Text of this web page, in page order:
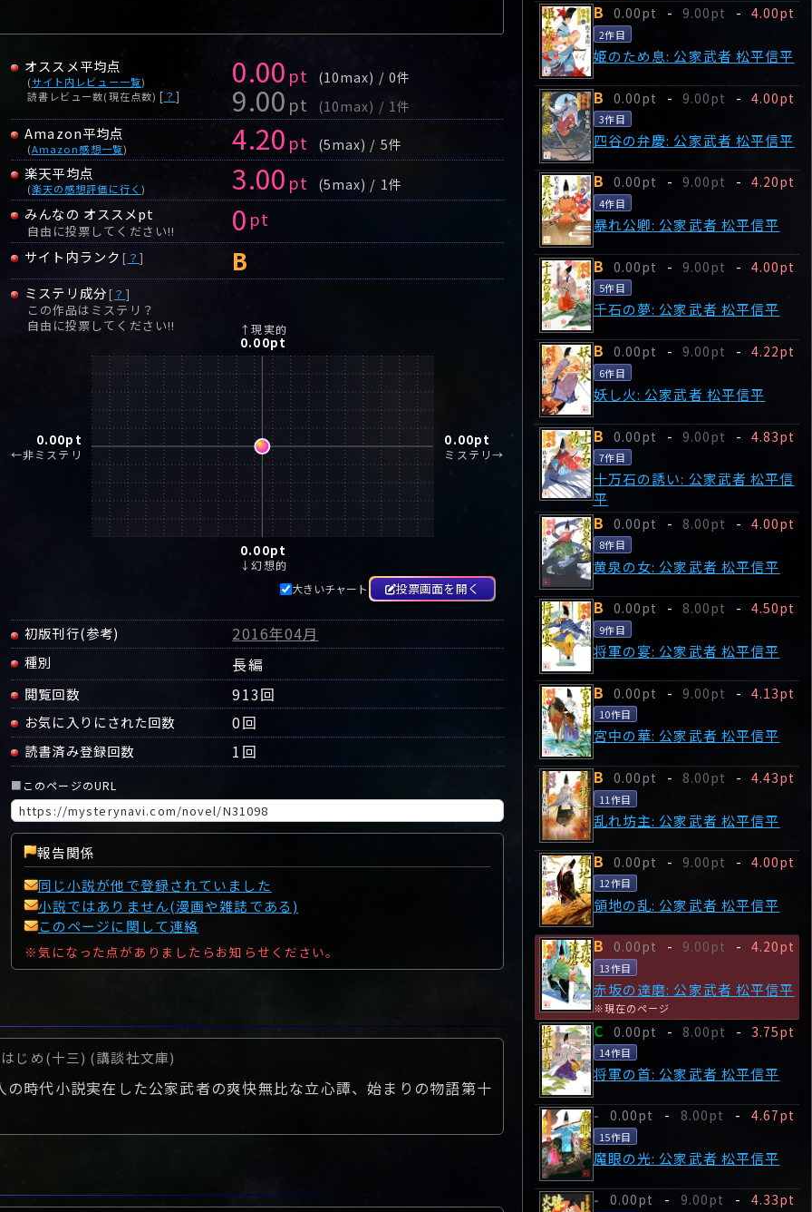
オススメ平均点
(サイト内レビュー一覧)
読書レビュー数(現在点数) [ ？ ]
0.00 pt (10max) / 0件
9.00 pt (10max) / 1件
Amazon平均点
(Amazon感想一覧) 4.20 pt (5max) / 5件
楽天平均点
(楽天の感想評価に行く ) 3.00 pt (5max) / 1件
みんなの オススメpt
自由に投票してください!! 0 pt
サイト内ランク [ ？ ] B
ミステリ成分 [ ？ ]
この作品はミステリ？
自由に投票してください!!
↑現実的
0.00pt
0.00pt
←非ミステリ
0.00pt
ミステリ→
0.00pt
↓幻想的
大きいチャート
投票画面を開く
初版刊行(参考) 2016年04月
種別 長編
閲覧回数 913回
お気に入りにされた回数 0回
読書済み登録回数 1 回
■ このページのURL
報告関係
同じ小説が他で登録されていました
小説ではありません(漫画や雑誌である)
このページに関して連絡
※気になった点がありましたらお知らせください。
じめ(十三) (講談社文庫)
時代小説実在した公家武者の爽快無比な立心譚、始まりの物語第十
B 0.00pt - 9.00pt - 4.00pt
2作目
姫のため息: 公家武者 松平信平
B 0.00pt - 9.00pt - 4.00pt
3作目
四谷の弁慶: 公家武者 松平信平
B 0.00pt - 9.00pt - 4.20pt
4作目
暴れ公卿: 公家武者 松平信平
B 0.00pt - 9.00pt - 4.00pt
5作目
千石の夢: 公家武者 松平信平
B 0.00pt - 9.00pt - 4.22pt
6作目
妖し火: 公家武者 松平信平
B 0.00pt - 9.00pt - 4.83pt
7作目
十万石の誘い: 公家武者 松平信
平
B 0.00pt - 8.00pt - 4.00pt
8作目
黄泉の女: 公家武者 松平信平
B 0.00pt - 8.00pt - 4.50pt
9作目
将軍の宴: 公家武者 松平信平
B 0.00pt - 9.00pt - 4.13pt
10作目
宮中の華: 公家武者 松平信平
B 0.00pt - 8.00pt - 4.43pt
11作目
乱れ坊主: 公家武者 松平信平
B 0.00pt - 9.00pt - 4.00pt
12作目
領地の乱: 公家武者 松平信平
B 0.00pt - 9.00pt - 4.20pt
13作目
赤坂の達磨: 公家武者 松平信平
※現在のページ
C 0.00pt - 8.00pt - 3.75pt
14作目
将軍の首: 公家武者 松平信平
- 0.00pt - 8.00pt - 4.67pt
15作目
魔眼の光: 公家武者 松平信平
- 0.00pt - 9.00pt - 4.33pt